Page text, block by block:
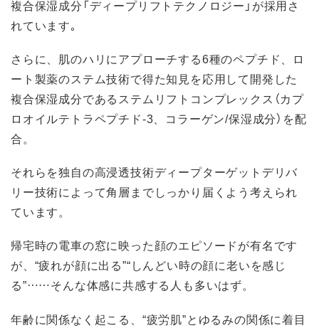
複合保湿成分「ディープリフトテクノロジー」が採用さ
れています｡
さらに、肌のハリにアプローチする6種のペプチド、ロ
ート製薬のステム技術で得た知⾒を応⽤して開発した
複合保湿成分であるステムリフトコンプレックス（カプ
ロオイルテトラペプチド-3、コラーゲン/保湿成分）を配
合。
それらを独自の高浸透技術ディープターゲットデリバ
リー技術によって角層までしっかり届くよう考えられ
ています。
帰宅時の電車の窓に映った顔のエピソードが有名です
が、“疲れが顔に出る”“しんどい時の顔に老いを感じ
る”……そんな体感に共感する人も多いはず。
年齢に関係なく起こる、“疲労肌”とゆるみの関係に着目